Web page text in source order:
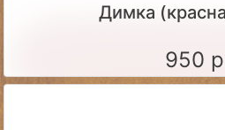
Димка
950